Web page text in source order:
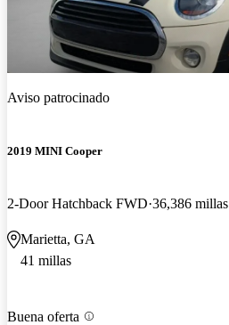
Aviso patrocinado
2019 MINI Cooper
2-Door Hatchback FWD 36,386 millas
Marietta, GA
41 millas
Buena oferta